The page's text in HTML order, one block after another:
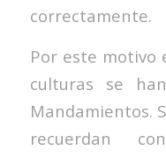
correctamente.
Por este motivo
culturas se
Mandamientos.
recuerdan